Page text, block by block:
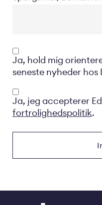
Opt-
in
Ja, hold mig
seneste nyheder hos
Privacyverklaring
Ja, jeg accepterer
fortrolighedspolitik.